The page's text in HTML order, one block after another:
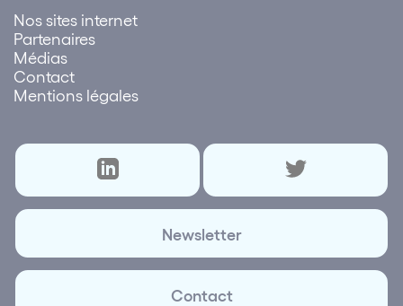
Nos sites internet
Partenaires
Médias
Contact
Mentions légales
Newsletter
Contact